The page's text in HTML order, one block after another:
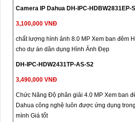
Camera IP Dahua DH-IPC-HDBW2831EP-
3,100,000 VNĐ
chất lượng hình ảnh 8.0 MP Xem ban đêm
cho dự án dân dụng Hình Ảnh Đẹp
DH-IPC-HDW2431TP-AS-S2
3,490,000 VNĐ
Chức Năng Độ phân giải 4.0 MP Xem ban
Dahua công nghệ luôn được ứng dụng
mình Giá tốt